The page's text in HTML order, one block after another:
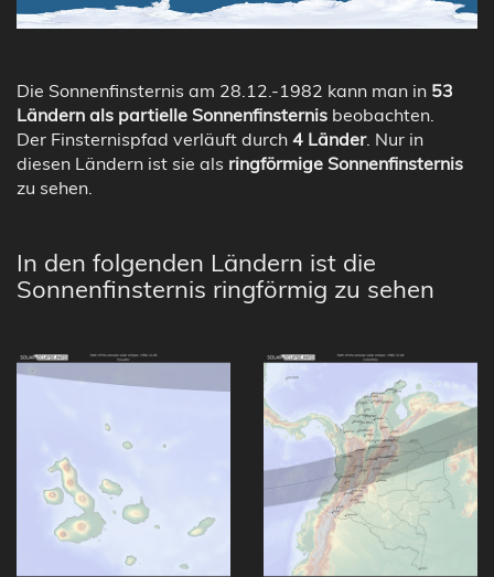
Die Sonnenfinsternis am 28.12.-1982 kann man in 53
Ländern als partielle Sonnenfinsternis beobachten.
Der Finsternispfad verläuft durch 4 Länder. Nur in
diesen Ländern ist sie als ringförmige Sonnenfinsternis
zu sehen.
In den folgenden Ländern ist die
Sonnenfinsternis ringförmig zu sehen